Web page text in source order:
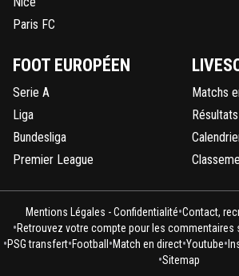
Paris FC
FOOT EUROPÉEN
Serie A
Liga
Bundesliga
Premier League
Matchs
Mentions Légales - Confidentialité•Contact,
•Retrouvez votre compte pour les commentaires
•PSG transfert•Football •Match en direct•Youtube•
•Sitemap